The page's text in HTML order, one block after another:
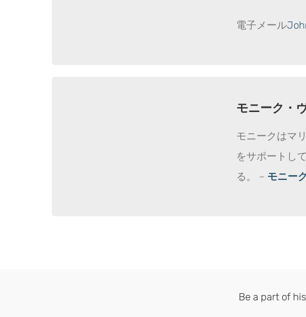
電子メール
モニーク・
モニークはマ
をサポートし
る。 – モニー
Be a part of